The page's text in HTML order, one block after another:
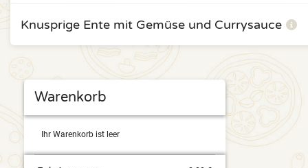
Knusprige Ente mit Gemüse und Currysauce
Warenkorb
Ihr Warenkorb ist leer